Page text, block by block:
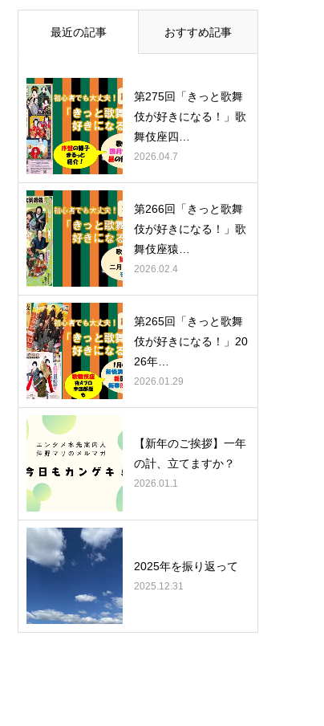
最近の記事 おすすめ記事
第275回「きっと歌舞
伎が好きになる！」歌
舞伎座四…
2026.04.7
第266回「きっと歌舞
伎が好きになる！」歌
舞伎座猿…
2026.02.4
第265回「きっと歌舞
伎が好きになる！」20
26年…
2026.01.29
【新年のご挨拶】一年
の計、立てますか？
2026.01.1
2025年を振り返って
2025.12.31